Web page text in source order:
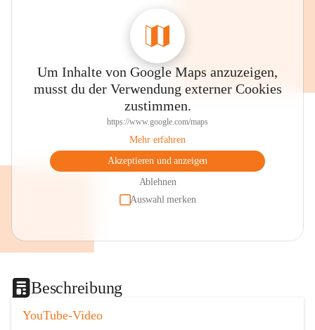
Um Inhalte von Google Maps anzuzeigen,
musst du der Verwendung externer Cookies
zustimmen.
https://www.google.com/maps
Mehr erfahren
Akzeptieren und anzeigen
Ablehnen
Auswahl merken
Beschreibung
YouTube-Video